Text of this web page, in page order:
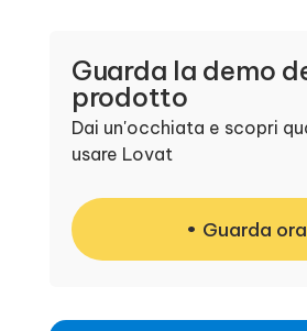
Guarda la demo
prodotto
Dai un'occhiata e scopri
usare Lovat
Guarda ora